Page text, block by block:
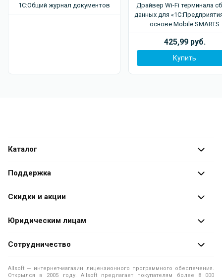
1С:Общий журнал документов
Драйвер Wi-Fi терминала
данных для
основе Mobile SMARTS
425,99 руб.
Купить
Каталог
Каталог программ
Поддержка
Оплата заказов
Доставка заказа
Помощь
Правила продажи
Скидки и акции
Специальные
Юридическим лицам
Продажа программ юридическим лицам
О лицензировании программного обеспечения
Программы для компьютера
Сотрудничество
О магазине
Allsoft — интернет-магазин лицензионного программного обеспечения.
Открылся в 2005 году. Allsoft предлагает покупателям более 8 000